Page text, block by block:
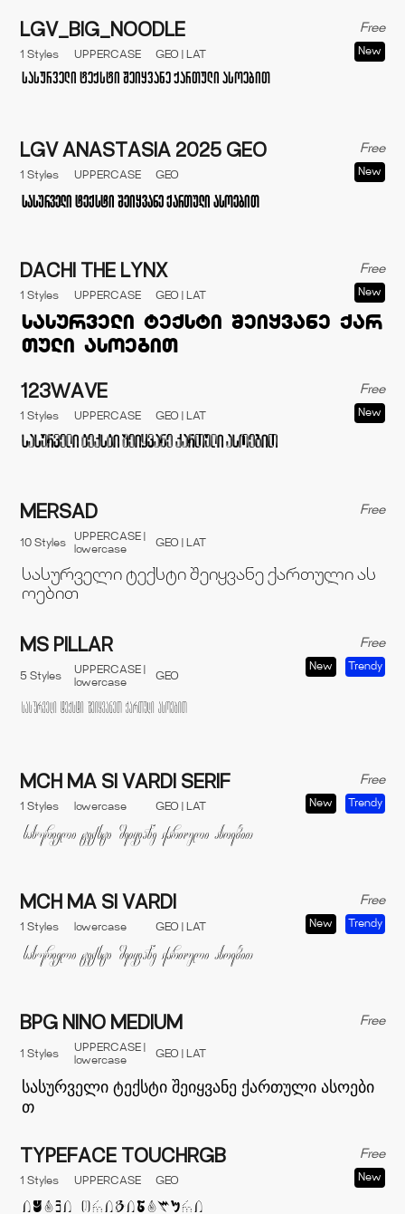
LGV_BIG_NOODLE Free
New
1 Styles UPPERCASE GEO | LAT
LGV ANASTASIA 2025 GEO Free
New
1 Styles UPPERCASE GEO
DACHI THE LYNX Free
New
1 Styles UPPERCASE GEO | LAT
123WAVE Free
New
1 Styles UPPERCASE GEO | LAT
MERSAD Free
10 Styles
UPPERCASE |
lowercase
GEO | LAT
MS PILLAR Free
New
Trendy
5 Styles
UPPERCASE |
lowercase
GEO
MCH MA SI VARDI SERIF Free
New Trendy
1 Styles lowercase GEO | LAT
MCH MA SI VARDI Free
New Trendy
1 Styles lowercase GEO | LAT
BPG NINO MEDIUM Free
1 Styles
UPPERCASE |
lowercase
GEO | LAT
TYPEFACE TOUCHRGB Free
New
1 Styles UPPERCASE GEO